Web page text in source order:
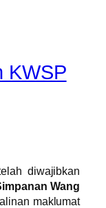
KWSP
diwajibkan
Wang
maklumat